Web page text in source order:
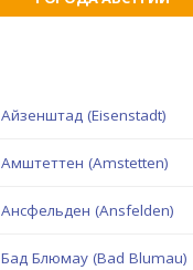
Айзенштад (Eisenstadt)
Амштеттен (Amstetten)
Ансфельден (Ansfelden)
Бад Блюмау (Bad Blumau)